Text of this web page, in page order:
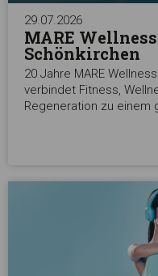
29.07.2026
MARE
Schönkirchen
20 Jahre MARE
verbindet Fitness,
Regeneration zu einem